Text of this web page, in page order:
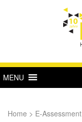
MENU
Home > E-Assessment